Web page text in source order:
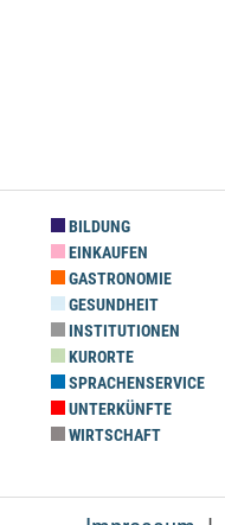
BILDUNG
EINKAUFEN
GASTRONOMIE
GESUNDHEIT
INSTITUTIONEN
KURORTE
SPRACHENSERVICE
UNTERKÜNFTE
WIRTSCHAFT